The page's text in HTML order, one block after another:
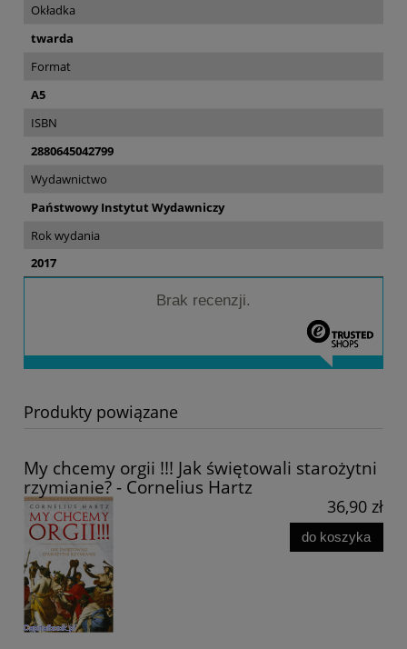
Okładka
twarda
Format
A5
ISBN
2880645042799
Wydawnictwo
Państwowy Instytut Wydawniczy
Rok wydania
2017
Brak recenzji.
Produkty powiązane
My chcemy orgii !!! Jak świętowali starożytni
rzymianie? - Cornelius Hartz
36,90 zł
do koszyka